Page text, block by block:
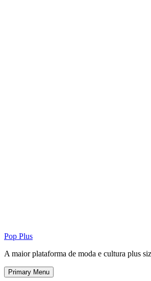
Pop Plus
A maior plataforma de moda e cultura plus
Primary Menu